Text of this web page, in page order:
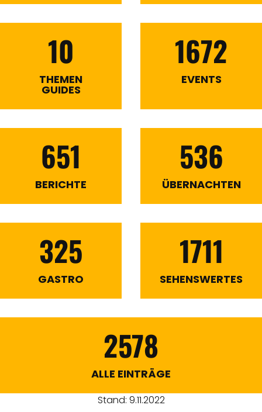
10
THEMEN
GUIDES
1672
EVENTS
651
BERICHTE
536
ÜBERNACHTEN
325
GASTRO
1711
SEHENSWERTES
2578
ALLE EINTRÄGE
Stand: 9.11.2022